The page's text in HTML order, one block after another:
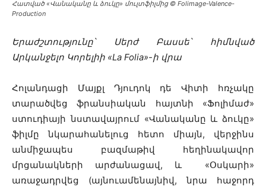
Հատված «Վանականը և ձուկը» մուլտֆիլմից © Folimage-Valence-
Production
Երաժշտությունը՝ Սերժ Բասսե՝ հիմնված
Արկանջելո Կորելիի «La Folia»-ի վրա
Հոլանդացի Մայքլ Դյուդոկ դե Վիտի հռչակը
տարածվեց ֆրանսիական հայտնի «Ֆոլիմաժ»
ստուդիայի նստավայրում «Վանականը և ձուկը»
ֆիլմը նկարահանելուց հետո միայն, վերջինս
անմիջապես բազմաթիվ հեղինակավոր
մրցանակների արժանացավ, և «Օսկարի»
առաջադրվեց (այնուամենայնիվ, նրա հաջորդ